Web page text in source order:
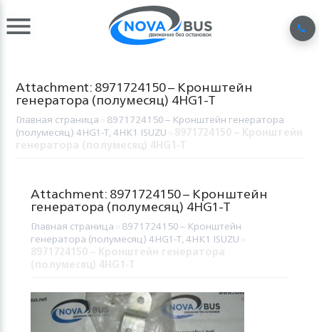
Attachment: 8971724150 – Кронштейн
генератора (полумесяц) 4HG1-T
Главная страница 8971724150 – Кронштейн генератора
(полумесяц) 4HG1-T, 4HK1 ISUZU
Attachment: 8971724150 – Кронштейн
генератора (полумесяц) 4HG1-T
Главная страница 8971724150 – Кронштейн
генератора (полумесяц) 4HG1-T, 4HK1 ISUZU